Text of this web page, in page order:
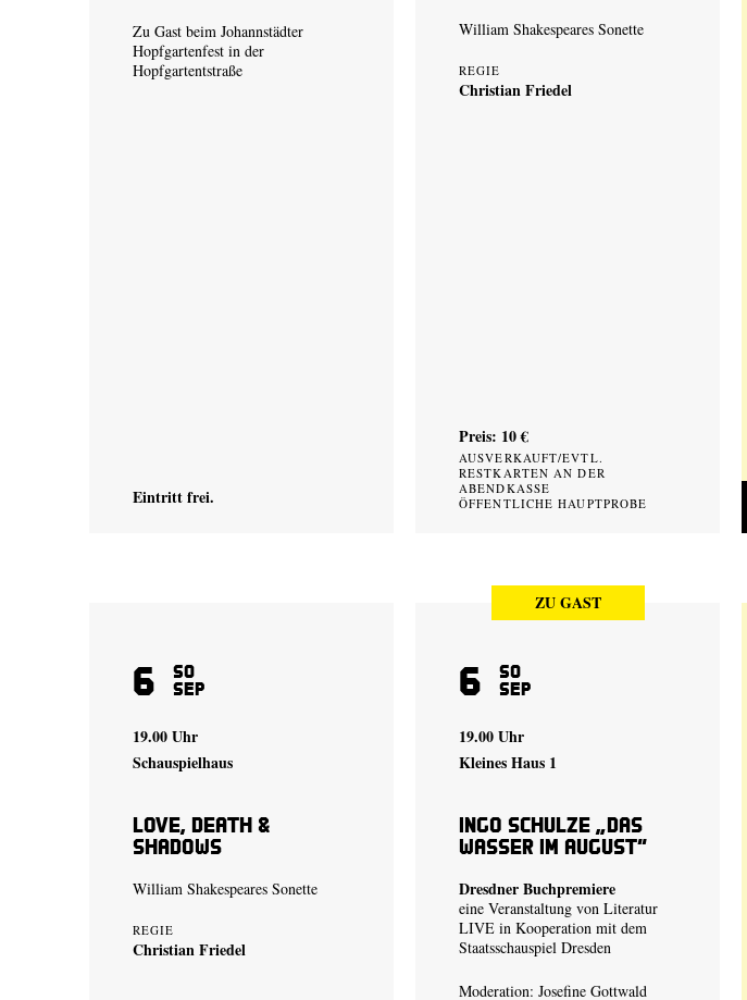
Zu Gast beim Johannstädter
Hopfgartenfest in der
Hopfgartentstraße
Eintritt frei.
William Shakespeares Sonette
REGIE
Christian Friedel
Preis: 10 €
AUSVERKAUFT/EVTL.
RESTKARTEN AN DER
ABENDKASSE
ÖFFENTLICHE HAUPTPROBE
6 So
Sep
19.00 Uhr
Schauspielhaus
Love, Death &
Shadows
William Shakespeares Sonette
REGIE
Christian Friedel
ZU GAST
6 So
Sep
19.00 Uhr
Kleines Haus 1
Ingo Schulze „Das
Wasser im August“
Dresdner Buchpremiere
eine Veranstaltung von Literatur
LIVE in Kooperation mit dem
Staatsschauspiel Dresden
Moderation: Josefine Gottwald